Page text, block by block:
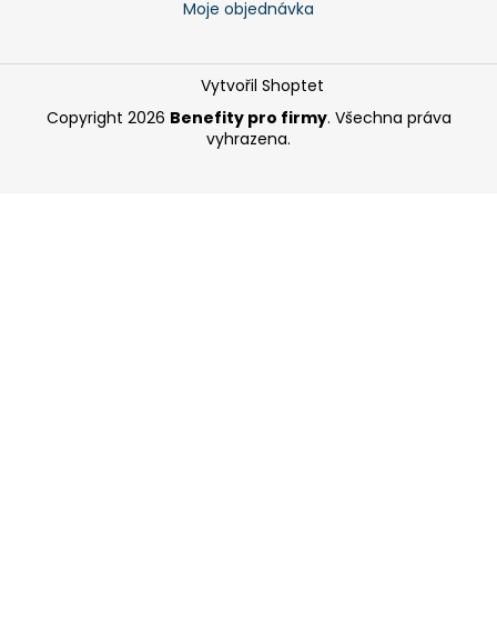
Moje objednávka
Vytvořil Shoptet
Copyright 2026 Benefity pro firmy. Všechna práva
vyhrazena.